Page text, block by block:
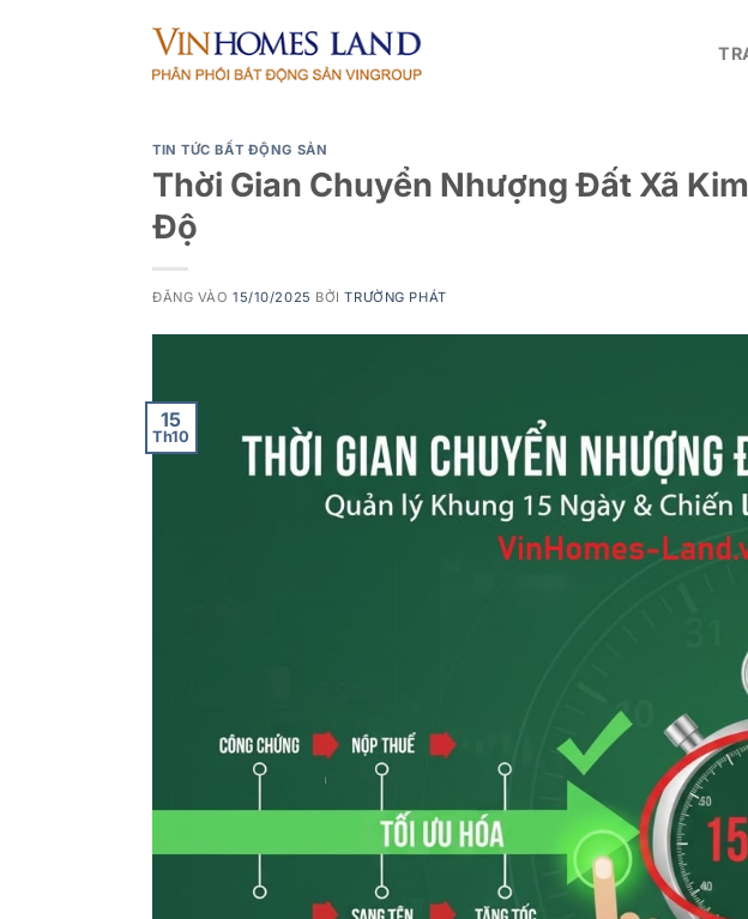
TIN TỨC BẤT ĐỘNG SẢN
Thời Gian Chuyển Nhượng Đất Xã
Độ
ĐĂNG VÀO15/10/2025 BỞITRƯỜNG PHÁT
15
Th10